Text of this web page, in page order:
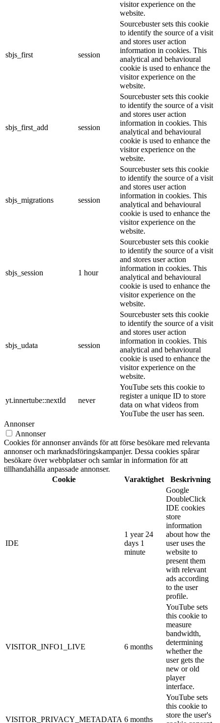
visitor experience on the
website.
sbjs_first session
Sourcebuster sets this cookie
to identify the source of a visit
and stores user action
information in cookies. This
analytical and behavioural
cookie is used to enhance the
visitor experience on the
website.
sbjs_first_add session
Sourcebuster sets this cookie
to identify the source of a visit
and stores user action
information in cookies. This
analytical and behavioural
cookie is used to enhance the
visitor experience on the
website.
sbjs_migrations session
Sourcebuster sets this cookie
to identify the source of a visit
and stores user action
information in cookies. This
analytical and behavioural
cookie is used to enhance the
visitor experience on the
website.
sbjs_session 1 hour
Sourcebuster sets this cookie
to identify the source of a visit
and stores user action
information in cookies. This
analytical and behavioural
cookie is used to enhance the
visitor experience on the
website.
sbjs_udata session
Sourcebuster sets this cookie
to identify the source of a visit
and stores user action
information in cookies. This
analytical and behavioural
cookie is used to enhance the
visitor experience on the
website.
yt.innertube::nextId never
YouTube sets this cookie to
register a unique ID to store
data on what videos from
YouTube the user has seen.
Annonser
Annonser
Cookies för annonser används för att förse besökare med relevanta
annonser och marknadsföringskampanjer. Dessa cookies spårar
besökare över webbplatser och samlar in information för att
tillhandahålla anpassade annonser.
Cookie
Varaktighet Beskrivning
IDE
1 year 24
days 1
minute
Google
DoubleClick
IDE cookies
store
information
about how the
user uses the
website to
present them
with relevant
ads according
to the user
profile.
VISITOR_INFO1_LIVE 6 months
YouTube sets
this cookie to
measure
bandwidth,
determining
whether the
user gets the
new or old
player
interface.
VISITOR_PRIVACY_METADATA 6 months
YouTube sets
this cookie to
store the user's